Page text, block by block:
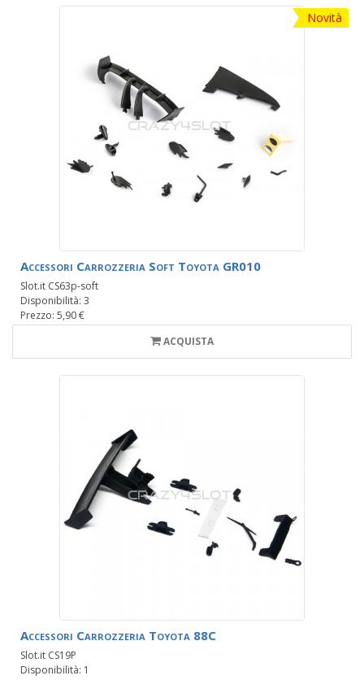
Novità
Accessori Carrozzeria Soft Toyota GR010
Slot.it CS63p-soft
Disponibilità: 3
Prezzo: 5,90 €
ACQUISTA
Accessori Carrozzeria Toyota 88C
Slot.it CS19P
Disponibilità: 1